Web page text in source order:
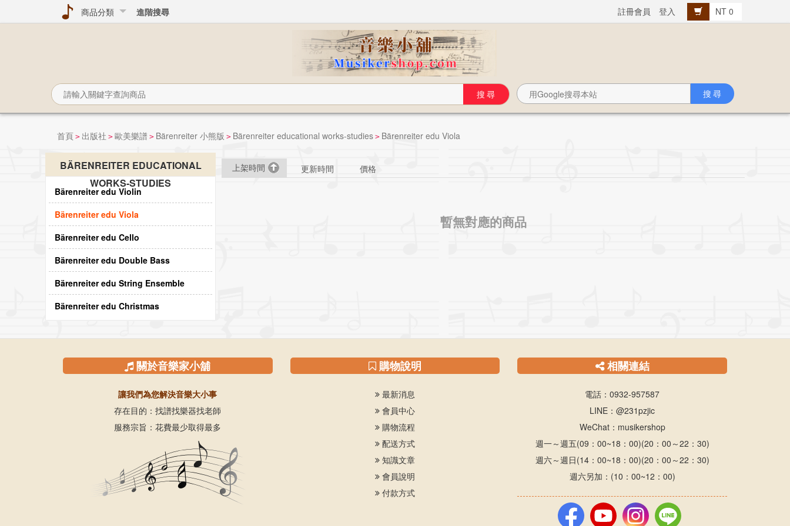
商品分類 進階搜尋 註冊會員 登入 NT 0
首頁 > 出版社 > 歐美樂譜 > Bärenreiter 小熊版 > Bärenreiter educational works-studies > Bärenreiter edu Viola
BÄRENREITER EDUCATIONAL
WORKS-STUDIES
Bärenreiter edu Violin
Bärenreiter edu Viola
Bärenreiter edu Cello
Bärenreiter edu Double Bass
Bärenreiter edu String Ensemble
Bärenreiter edu Christmas
上架時間 更新時間 價格
暫無對應的商品
關於音樂家小舖
讓我們為您解決音樂大小事
存在目的：找譜找樂器找老師
服務宗旨：花費最少取得最多
購物說明
最新消息
會員中心
購物流程
配送方式
知識文章
會員說明
付款方式
相關連結
電話：0932-957587
LINE：@231pzjic
WeChat：musikershop
週一～週五(09：00~18：00)(20：00～22：30)
週六～週日(14：00~18：00)(20：00～22：30)
週六另加：(10：00~12：00)